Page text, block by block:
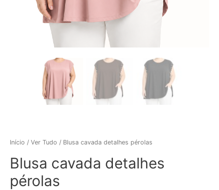
Início / Ver Tudo / Blusa cavada detalhes pérolas
Blusa cavada detalhes
pérolas